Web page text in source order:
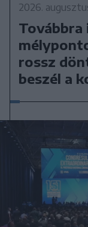
2026.
rossz
beszél a